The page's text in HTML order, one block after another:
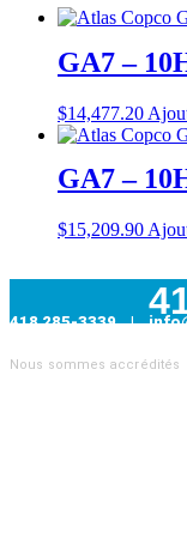
GA7 –
$14,477.20
GA7 –
$15,209.90
418 285-3339 |
231, Armand-
Nous sommes accrédités